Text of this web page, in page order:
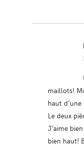
maillots!
haut
Le deux
J’aime
bien haut!